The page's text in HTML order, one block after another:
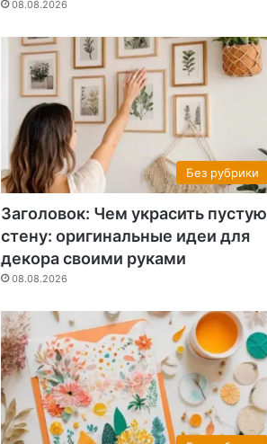
08.08.2026
Без рубрики
Заголовок: Чем украсить пустую
стену: оригинальные идеи для
декора своими руками
08.08.2026